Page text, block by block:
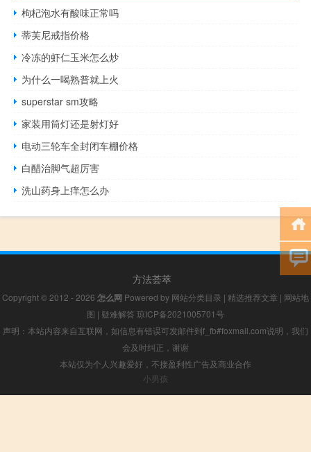
枸杞泡水有酸味正常吗
蒂芙尼戒指价格
冷冻的虾仁玉米怎么炒
为什么一喝熟普就上火
superstar sm攻略
家装用筒灯还是射灯好
电动三轮车全封闭车棚价格
白醋治脚气超厉害
洗山药身上痒怎么办
方法荟萃
Copyright © 2012 - 2026 怎么网 Powered by 网站分类目录 | 精选推荐文章 | 网站地
图 | 疑难解答 琼ICP备2021005701号
声明：本站内容来自互联网，如信息有错误可发邮件到f_fb#foxmail.com说明，我们
会及时纠正，谢谢
本站仅为个人兴趣爱好，不接盈利性广告及商业合作
小男孩